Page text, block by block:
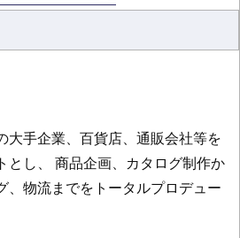
大手企業、百貨店、通販会社等を
とし、 商品企画、カタログ制作か
、物流までをトータルプロデュー